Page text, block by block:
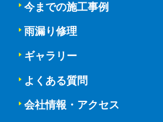
今までの施工事例
雨漏り修理
ギャラリー
よくある質問
会社情報・アクセス